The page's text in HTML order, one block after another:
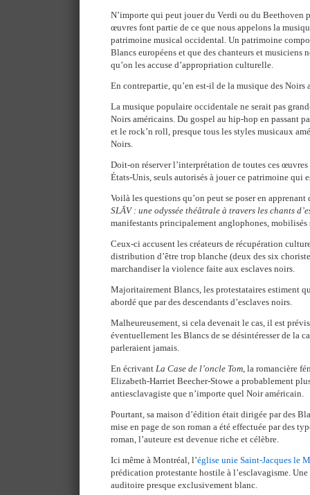
N’importe qui peut jouer du Verdi ou du Beethoven
œuvres font partie de ce que nous appelons la
patrimoine musical occidental. Un patrimoine
Blancs européens et que des chanteurs et musiciens
qu’on les accuse d’appropriation culturelle.
En contrepartie, qu’en est-il de la musique des Noirs
La musique populaire occidentale ne serait pas
Noirs américains. Du gospel au hip-hop en passant
et le rock’n roll, presque tous les styles musicaux
Noirs.
Doit-on réserver l’interprétation de toutes ces œuvres
États-Unis, seuls autorisés à jouer ce patrimoine qui
Voilà les questions qu’on peut se poser en
SLĀV : une odyssée théâtrale à travers les chants
manifestants principalement anglophones, mobilisés
Ceux-ci accusent les créateurs de récupération
distribution d’être trop blanche (deux des six
marchandiser la violence faite aux esclaves noirs.
Majoritairement Blancs, les protestataires estiment
abordé que par des descendants d’esclaves noirs.
Malheureusement, si cela devenait le cas, il est
éventuellement les Blancs de se désintéresser de la
parleraient jamais.
En écrivant La Case de l’oncle Tom, la romancière
Elizabeth-Harriet Beecher-Stowe a probablement
antiesclavagiste que n’importe quel Noir américain.
Pourtant, sa maison d’édition était dirigée par des
mise en page de son roman a été effectuée par des
roman, l’auteure est devenue riche et célèbre.
Ici même à Montréal, l’église unie Saint-Jacques le
prédication protestante hostile à l’esclavagisme.
auditoire presque exclusivement blanc.